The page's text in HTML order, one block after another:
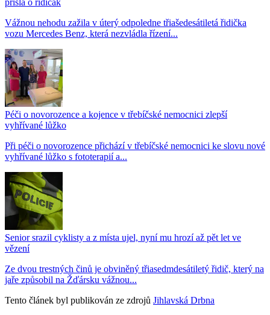
přišla o řidičák
Vážnou nehodu zažila v úterý odpoledne třiašedesátiletá řidička
vozu Mercedes Benz, která nezvládla řízení...
Péči o novorozence a kojence v třebíčské nemocnici zlepší
vyhřívané lůžko
Při péči o novorozence přichází v třebíčské nemocnici ke slovu nové
vyhřívané lůžko s fototerapií a...
Senior srazil cyklisty a z místa ujel, nyní mu hrozí až pět let ve
vězení
Ze dvou trestných činů je obviněný třiasedmdesátiletý řidič, který na
jaře způsobil na Žďársku vážnou...
Tento článek byl publikován ze zdrojů Jihlavská Drbna